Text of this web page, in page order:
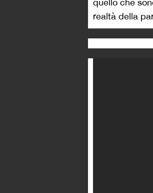
quello che
realtà della